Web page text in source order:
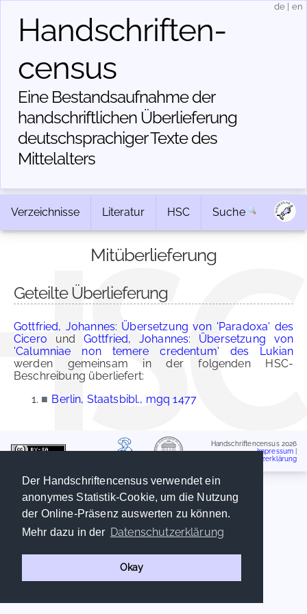
Der Handschriftencensus verwendet ein
anonymes Statistik-Cookie, um die Nutzung
der Online-Präsenz auswerten zu können.
Mehr dazu in der Datenschutzerklärung
Okay
Handschriften­
census
Eine Bestandsaufnahme der
handschriftlichen Über­lieferung
deutschsprachiger Texte des
Mittelalters
de en
Verzeichnisse Literatur HSC Suche
Mitüberlieferung
Geteilte Überlieferung
Gottfried, Johannes: Übersetzung von 'Paradoxa' des
Cicero und Gottfried, Johannes: Übersetzung von
'Calumniae non temere credentum' des Lukian
werden gemeinsam in der folgenden HSC-
Beschreibung überliefert:
■ Berlin, Staatsbibl., mgq 1477
Handschriftencensus 2026
Impressum
Datenschutzerklärung